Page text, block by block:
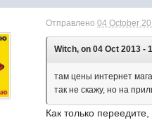
Отправлено04 October
Witch, on 04 Oct 2013 -
там цены интернет
так не скажу, но на
Как только